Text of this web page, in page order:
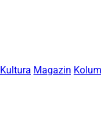
Kultura Magazin